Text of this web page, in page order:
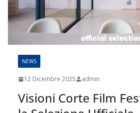
NEWS
12 Dicembre 2025 admin
Visioni Corte Film